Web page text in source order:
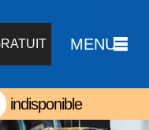
MENU
indisponible